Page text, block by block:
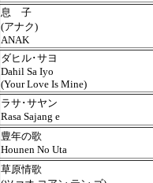
息 子
(アナク)
ANAK
ダヒル･サヨ
Dahil Sa Iyo
(Your Love Is Mine)
ラサ･サヤン
Rasa Sajang e
豊年の歌
Hounen No Uta
草原情歌